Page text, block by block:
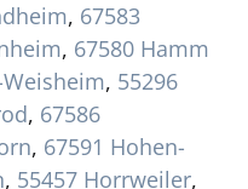
, 67583
, 67580 Hamm
, 55296
, 67586
, 67591 Hohen-
, 55457 Horrweiler,